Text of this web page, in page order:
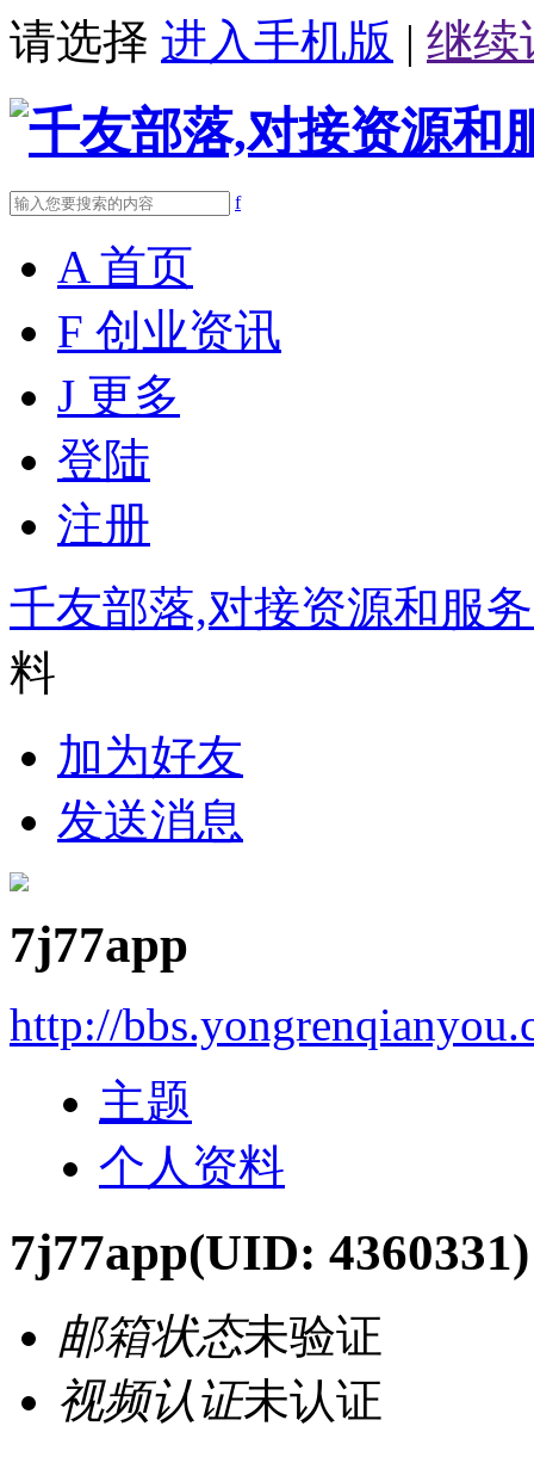
请选择 进入手机版 | 继续
f
A 首页
F 创业资讯
J 更多
登陆
注册
千友部落,对接资源和服
料
加为好友
发送消息
7j77app
http://
主题
个人资料
7j77app(UID: 4360331)
邮箱状态未验证
视频认证未认证